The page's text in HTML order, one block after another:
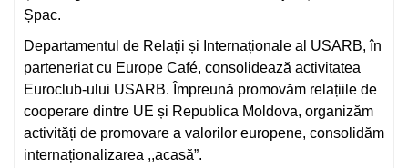
Șpac.
Departamentul de Relații și Internaționale al USARB, în
parteneriat cu Europe Café, consolidează activitatea
Euroclub-ului USARB. Împreună promovăm relațiile de
cooperare dintre UE și Republica Moldova, organizăm
activități de promovare a valorilor europene, consolidăm
internaționalizarea ,,acasă”.